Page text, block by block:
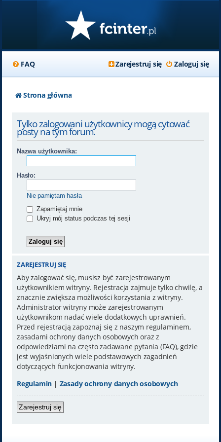
FAQ Zaloguj się
Zarejestruj się
Strona główna
Tylko zalogowani użytkownicy mogą cytować
posty na tym forum.
Nazwa użytkownika:
Hasło:
Nie pamiętam hasła
Zapamiętaj mnie
Ukryj mój status podczas tej sesji
ZAREJESTRUJ SIĘ
Aby zalogować się, musisz być zarejestrowanym
użytkownikiem witryny. Rejestracja zajmuje tylko chwilę, a
znacznie zwiększa możliwości korzystania z witryny.
Administrator witryny może zarejestrowanym
użytkownikom nadać wiele dodatkowych uprawnień.
Przed rejestracją zapoznaj się z naszym regulaminem,
zasadami ochrony danych osobowych oraz z
odpowiedziami na często zadawane pytania (FAQ), gdzie
jest wyjaśnionych wiele podstawowych zagadnień
dotyczących funkcjonowania witryny.
Regulamin | Zasady ochrony danych osobowych
Zarejestruj się